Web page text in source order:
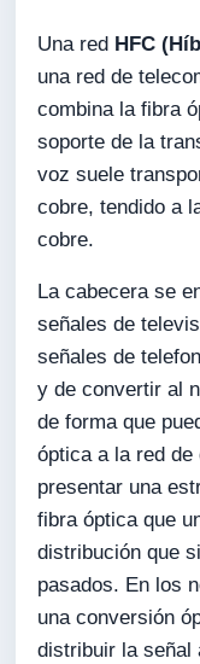
Una red HFC
una red de
combina la fibra
soporte de la
voz suele
cobre, tendido a
cobre.
La cabecera se
señales de
señales de
y de convertir al
de forma que
óptica a la red
presentar una
fibra óptica que
distribución que
pasados. En los
una conversión
distribuir la señal